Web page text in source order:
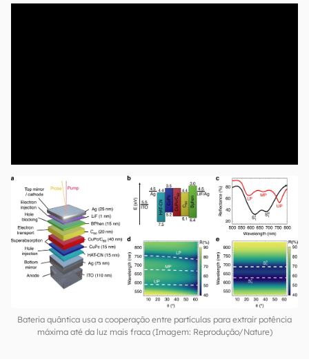
Bateria quântica usa a cooperação entre partículas para extrair potência
máxima até da luz mais fraca (Imagem: Reprodução/Nature)